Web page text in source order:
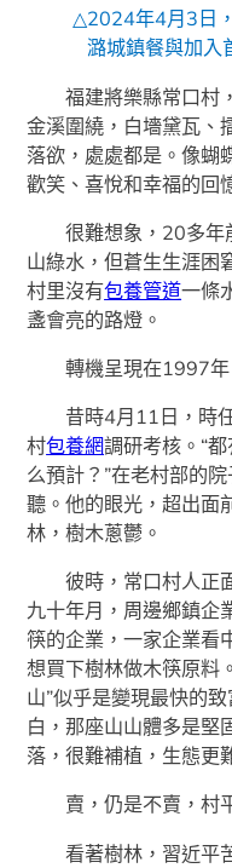
△2024年4月3日
潞城鎮餐與加入
福建將樂縣常口村
金溪圍繞，白墻黛瓦、
落欲，處處都是。像蝴
歡笑、喜悅和幸福的回
很難想象，20多
山綠水，但蒼生生涯困
村里沒有包養管道一條
盞會亮的路燈。
轉機呈現在1997年
昔時4月11日，時
村包養網調研考核。“
么預計？”在老村部的
聽。他的眼光，超出面
林，樹木蔥鬱。
彼時，常口村人正
九十年月，周邊鄉鎮企
筷的企業，一家企業看
想買下樹林做木筷原料
山”似乎是變現最快的
白，那座山山體多是堅
落，很難補植，生態更
賣，仍是不賣，村
看著樹林，習近平